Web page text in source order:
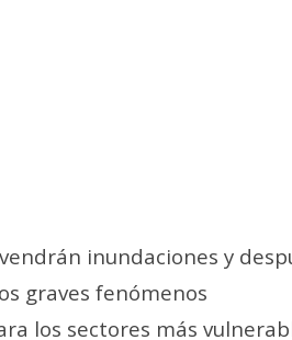
inundaciones y
graves fenómenos
los sectores más